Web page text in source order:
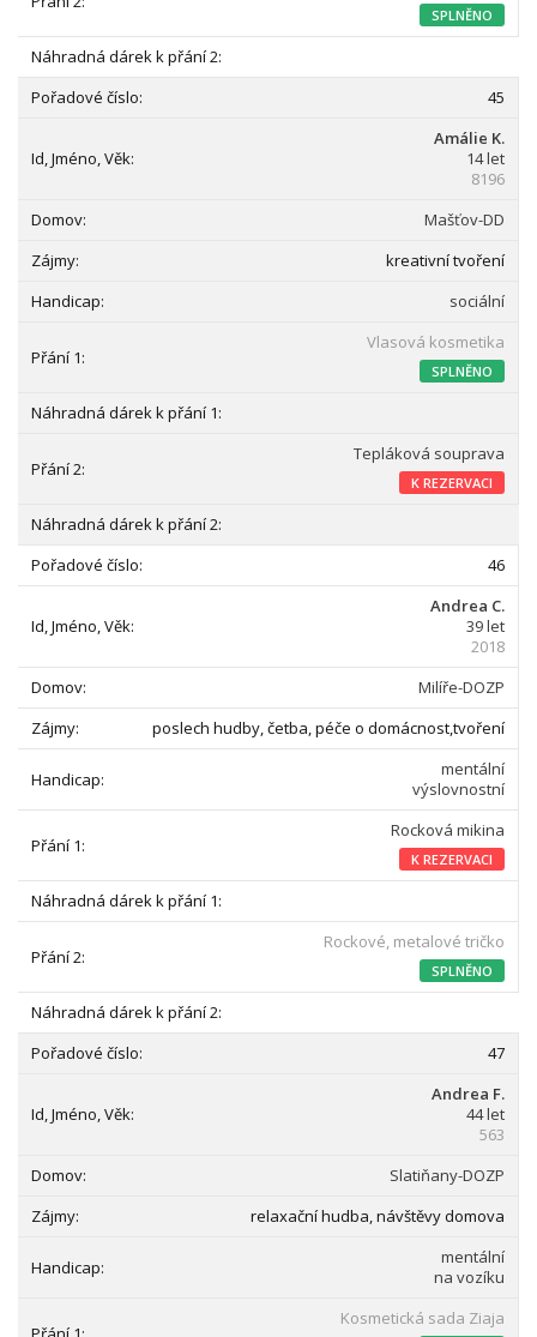
SPLNĚNO
45
Amálie K.
14 let
8196
Mašťov-DD
kreativní tvoření
sociální
Vlasová kosmetika
SPLNĚNO
Tepláková souprava
K REZERVACI
46
Andrea C.
39 let
2018
Milíře-DOZP
poslech hudby, četba, péče o domácnost,tvoření
mentální
výslovnostní
Rocková mikina
K REZERVACI
Rockové, metalové tričko
SPLNĚNO
47
Andrea F.
44 let
563
Slatiňany-DOZP
relaxační hudba, návštěvy domova
mentální
na vozíku
Kosmetická sada Ziaja